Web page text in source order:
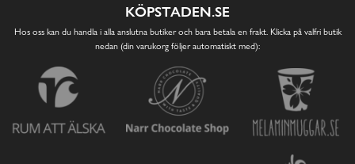
KÖPSTADEN.SE
Hos oss kan du handla i alla anslutna butiker och bara betala en frakt. Klicka på valfri butik
nedan (din varukorg följer automatiskt med):